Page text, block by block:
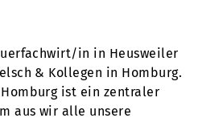
in in Heusweiler
& Kollegen in Homburg.
ist ein zentraler
aus wir alle unsere